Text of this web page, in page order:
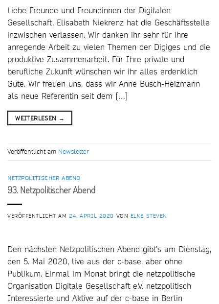
Liebe Freunde und Freundinnen der Digitalen
Gesellschaft, Elisabeth Niekrenz hat die Geschäftsstelle
inzwischen verlassen. Wir danken ihr sehr für ihre
anregende Arbeit zu vielen Themen der Digiges und die
produktive Zusammenarbeit. Für Ihre private und
berufliche Zukunft wünschen wir ihr alles erdenklich
Gute. Wir freuen uns, dass wir Anne Busch-Heizmann
als neue Referentin seit dem […]
WEITERLESEN →
Veröffentlicht am Newsletter
NETZPOLITISCHER ABEND
93. Netzpolitischer Abend
VERÖFFENTLICHT AM 24. APRIL 2020 VON ELKE STEVEN
Den nächsten Netzpolitischen Abend gibt’s am Dienstag,
den 5. Mai 2020, live aus der c-base, aber ohne
Publikum. Einmal im Monat bringt die netzpolitische
Organisation Digitale Gesellschaft e.V. netzpolitisch
Interessierte und Aktive auf der c-base in Berlin